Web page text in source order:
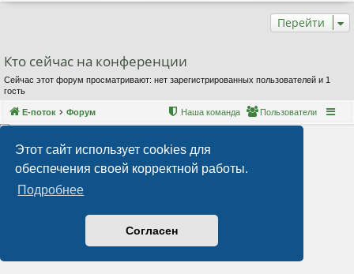
Этот сайт использует cookies для
обеспечения своей корректной работы.
Подробнее
Согласен
Перейти
Кто сейчас на конференции
Сейчас этот форум просматривают: нет зарегистрированных пользователей и 1
гость
Е-поток Форум Пользователи
Наша команда